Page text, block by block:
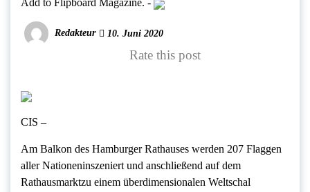
Add to Flipboard Magazine. -
Redakteur 10. Juni 2020
Rate this post
CIS –
Am Balkon des Hamburger Rathauses werden 207 Flaggen
aller Nationeninszeniert und anschließend auf dem
Rathausmarktzu einem überdimensionalen Weltschal